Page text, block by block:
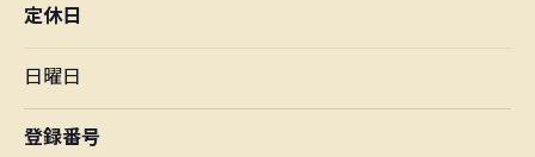
定休日
日曜日
登録番号